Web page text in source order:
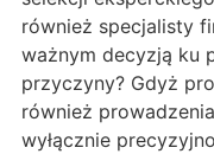
również specjalisty
ważnym decyzją ku
przyczyny? Gdyż
również
wyłącznie